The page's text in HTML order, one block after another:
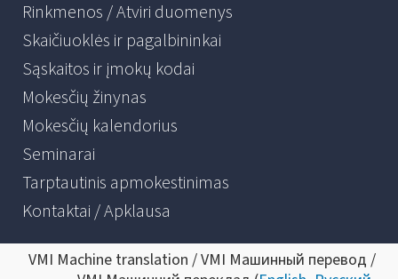
Rinkmenos / Atviri duomenys
Skaičiuoklės ir pagalbininkai
Sąskaitos ir įmokų kodai
Mokesčių žinynas
Mokesčių kalendorius
Seminarai
Tarptautinis apmokestinimas
Kontaktai / Apklausa
VMI Machine translation / VMI Машинный перевод /